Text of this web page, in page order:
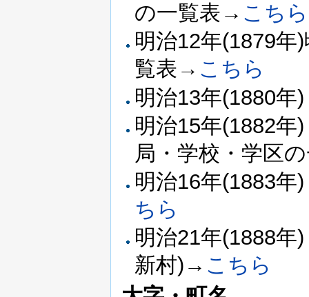
の一覧表→ こちら
明治12年(1879
覧表→ こちら
明治13年(1880
明治15年(1882
局・学校・学区
明治16年(1883
ちら
明治21年(1888
新村)→ こちら